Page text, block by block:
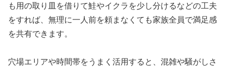
も用の取り皿を借りて鮭やイクラを少し分けるなどの工夫
をすれば、無理に一人前を頼まなくても家族全員で満足感
を共有できます。
穴場エリアや時間帯をうまく活用すると、混雑や騒がしさ